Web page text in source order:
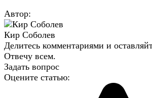
Автор:
Кир Соболев
Делитесь комментариями и
Отвечу всем.
Задать вопрос
Оцените статью: